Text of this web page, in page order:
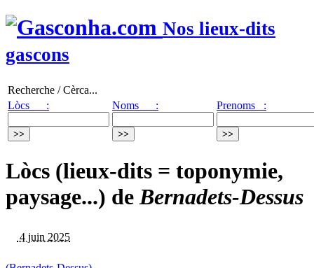
Nos lieux-dits
gascons
Recherche / Cèrca...
Lòcs :
Noms : Prenoms :
Lòcs (lieux-dits = toponymie,
paysage...) deBernadets-Dessus
4 juin 2025